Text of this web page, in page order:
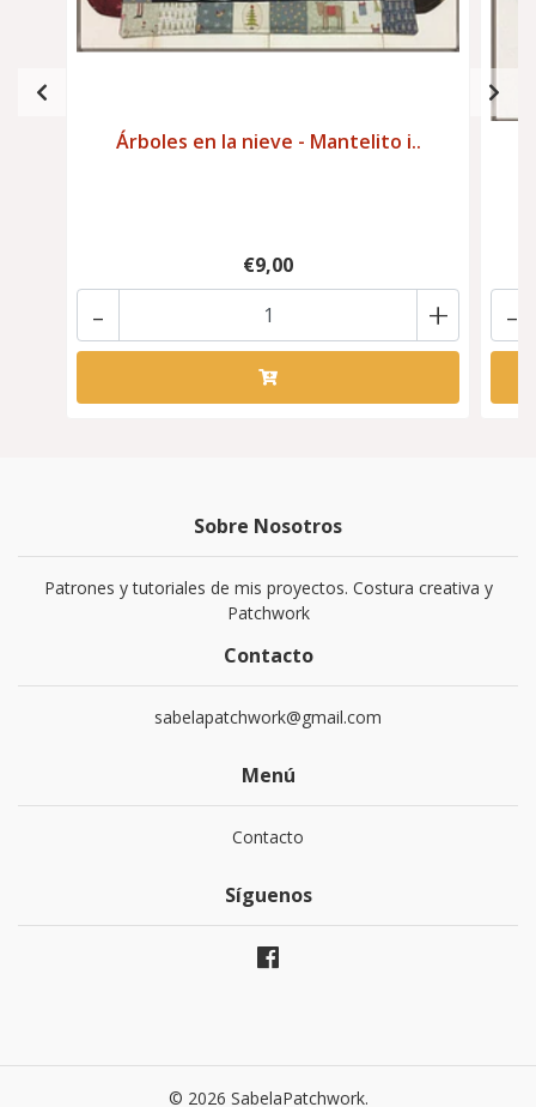
Árboles en la nieve - Mantelito i..
€9,00
+
- -
Sobre Nosotros
Patrones y tutoriales de mis proyectos. Costura creativa y
Patchwork
Contacto
sabelapatchwork@gmail.com
Menú
Contacto
Síguenos
© 2026 SabelaPatchwork.